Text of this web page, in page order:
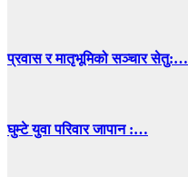
प्रवास र मातृभूमिको सञ्चार सेतु:…
घुम्टे युवा परिवार जापान :…